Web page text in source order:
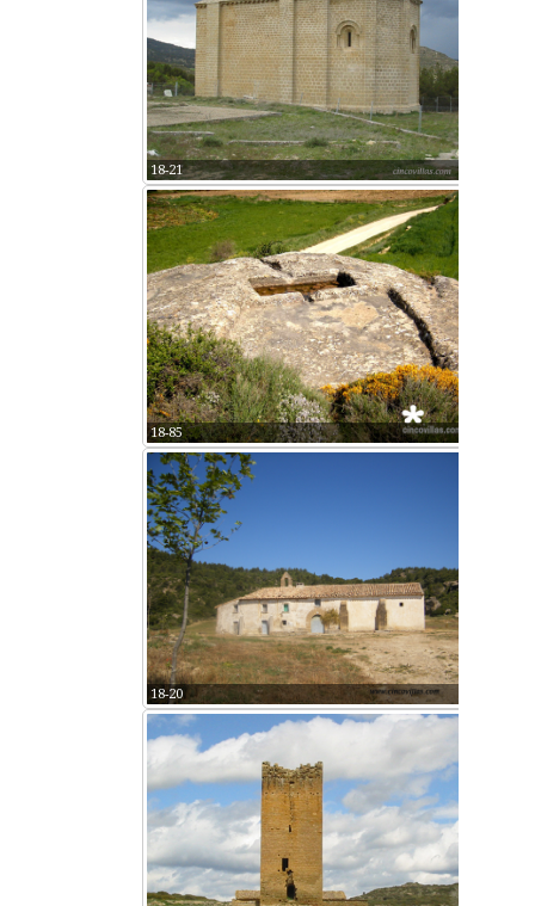
18-21
18-85
18-20